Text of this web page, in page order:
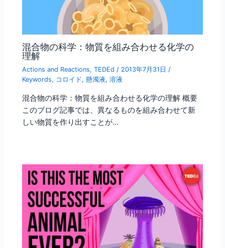
混合物の科学：物質を組み合わせる化学の
理解
Actions and Reactions,TEDEd / 2013年7月31日/
Keywords, コロイド,懸濁液,溶液
混合物の科学：物質を組み合わせる化学の理解 概要
このブログ記事では、異なるものを組み合わせて新
しい物質を作り出すことが…